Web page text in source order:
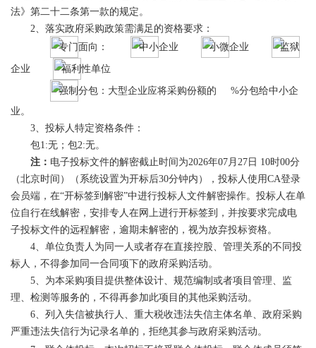
法》第二十二条第一款的规定。
2、落实政府采购政策需满足的资格要求：
专门面向：
中小企业 小微企业 监狱
企业 福利性单位
强制分包：大型企业应将采购份额的 %分包给中小企
业。
3、投标人特定资格条件：
包1:无；包2:无。
注： 电子投标文件的解密截止时间为2026年07月 27 日 10时00分
（北京时间）（系统设置为开标后30分钟内），投标人使用CA登录
会员端，在“开标签到解密”中进行投标人文件解密操作。投标人在单
位自行在线解密，安排专人在网上进行开标签到，并按要求完成电
子投标文件的远程解密，逾期未解密的，视为放弃投标资格。
4、单位负责人为同一人或者存在直接控股、管理关系的不同投
标人，不得参加同一合同项下的政府采购活动。
5、为本采购项目提供整体设计、规范编制或者项目管理、监
理、检测等服务的，不得再参加此项目的其他采购活动。
6、列入失信被执行人、重大税收违法失信主体名单、政府采购
严重违法失信行为记录名单的，拒绝其参与政府采购活动。